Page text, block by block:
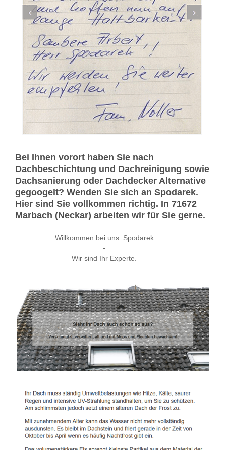
Bei Ihnen vorort haben Sie nach
Dachbeschichtung und Dachreinigung sowie
Dachsanierung oder Dachdecker Alternative
gegoogelt? Wenden Sie sich an Spodarek.
Hier sind Sie vollkommen richtig. In 71672
Marbach (Neckar) arbeiten wir für Sie gerne.
Willkommen bei uns. Spodarek
-
Wir sind Ihr Experte.